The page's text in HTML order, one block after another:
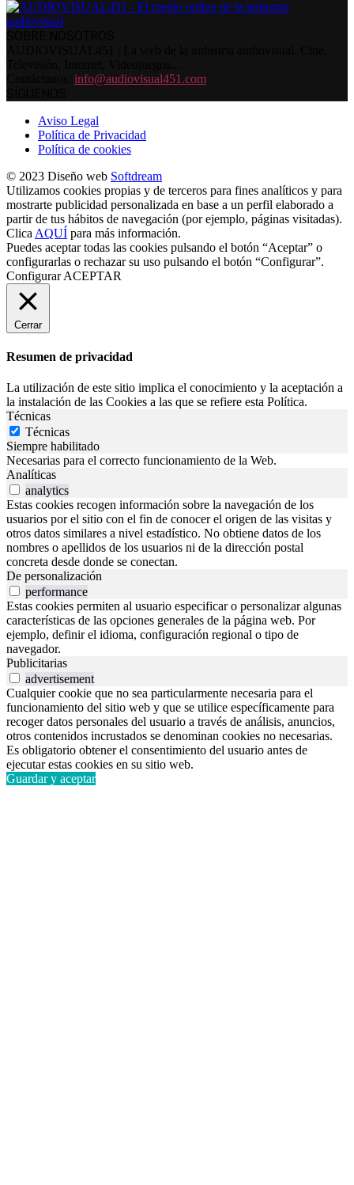
info@audiovisual451.com
Aviso Legal
Política de Privacidad
Política de cookies
© 2023 Diseño web Softdream
Utilizamos cookies propias y de terceros para fines analíticos y para
mostrarte publicidad personalizada en base a un perfil elaborado a
partir de tus hábitos de navegación (por ejemplo, páginas visitadas).
Clica AQUÍ para más información.
Puedes aceptar todas las cookies pulsando el botón “Aceptar” o
configurarlas o rechazar su uso pulsando el botón “Configurar”.
Configurar ACEPTAR
Cerrar
Resumen de privacidad
La utilización de este sitio implica el conocimiento y la aceptación a
la instalación de las Cookies a las que se refiere esta Política.
Técnicas
Técnicas
Siempre habilitado
Necesarias para el correcto funcionamiento de la Web.
Analíticas
analytics
Estas cookies recogen información sobre la navegación de los
usuarios por el sitio con el fin de conocer el origen de las visitas y
otros datos similares a nivel estadístico. No obtiene datos de los
nombres o apellidos de los usuarios ni de la dirección postal
concreta desde donde se conectan.
De personalización
performance
Estas cookies permiten al usuario especificar o personalizar algunas
características de las opciones generales de la página web. Por
ejemplo, definir el idioma, configuración regional o tipo de
navegador.
Publicitarias
advertisement
Cualquier cookie que no sea particularmente necesaria para el
funcionamiento del sitio web y que se utilice específicamente para
recoger datos personales del usuario a través de análisis, anuncios,
otros contenidos incrustados se denominan cookies no necesarias.
Es obligatorio obtener el consentimiento del usuario antes de
ejecutar estas cookies en su sitio web.
Guardar y aceptar